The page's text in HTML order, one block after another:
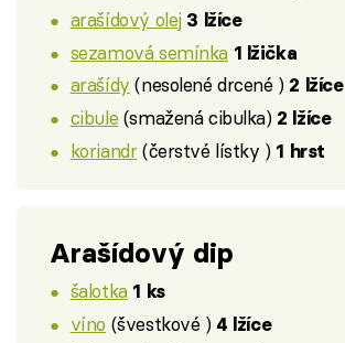
arašídový olej 3 lžíce
sezamová semínka 1 lžička
arašídy (nesolené drcené ) 2 lžíce
cibule (smažená cibulka) 2 lžíce
koriandr(čerstvé lístky ) 1 hrst
Arašídový dip
šalotka 1 ks
víno (švestkové ) 4 lžíce